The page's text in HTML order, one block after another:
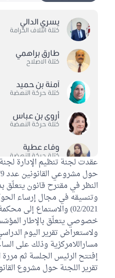
عقدت لجنة تنظيم الإدارة
النظر في مقترح قانون يتعلّق
وتنسيقه في مجال إرساء
02/2021) والاستماع إلى
خصوصي يتعلّق بالإطار
ولاستعراض تقرير اليوم
مساراللامركزية وذلك على
إفتتح الرئيس الجلسة ثم مررة
تقرير اللجنة حول مشروع القانون عدد
يسري الدالي
كتلة ائتلاف الكرامة
طارق براهمي
كتلة الاصلاح
آمنة بن حميد
كتلة حركة النهضة
أروى بن عباس
كتلة حركة النهضة
وفاء عطية
كتلة حركة النهضة
سفيان المخلوفي
الكتلة الديمقراطية
آمال الورتتاني
كتلة حزب قلب تونس
ابتهاج بن هلال
كتلة حزب قلب تونس
السيد فرجاني